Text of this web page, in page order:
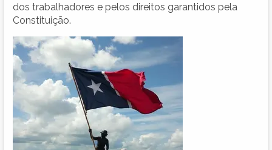
dos trabalhadores e pelos direitos garantidos pela
Constituição.